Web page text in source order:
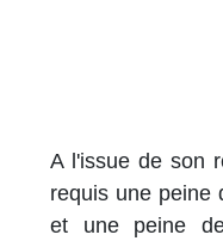
A l'issue de son
requis une peine
et une peine